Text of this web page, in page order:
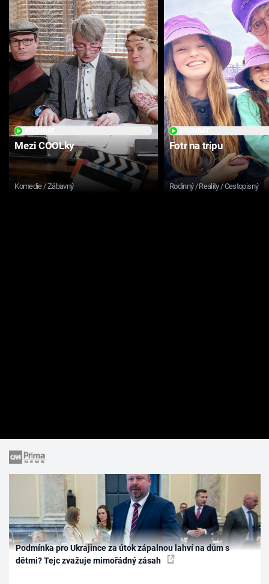
Mezi COOLky
Komedie / Zábavný
Fotr na tripu
Rodinný / Reality / Cestopisný
Podmínka pro Ukrajince za útok zápalnou lahví na dům s
dětmi? Tejc zvažuje mimořádný zásah